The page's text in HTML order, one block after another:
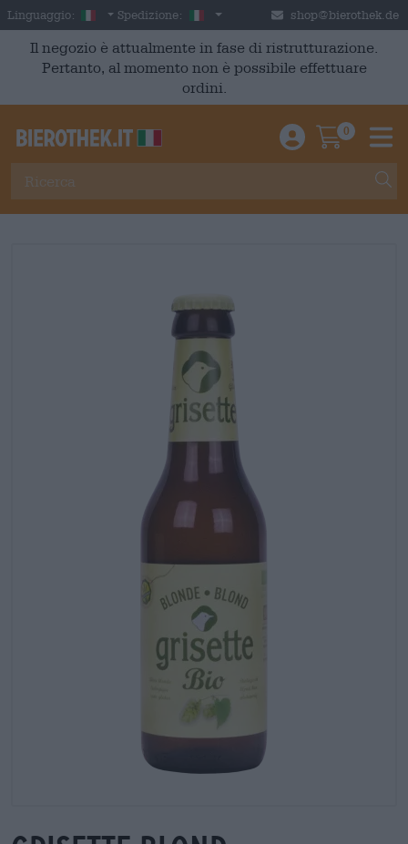
Skip to main content
Linguaggio: Italian
Spedizione: Italia shop@bierothek.de
Il negozio è attualmente in fase di ristrutturazione.
Pertanto, al momento non è possibile effettuare
ordini.
Einloggen /
0